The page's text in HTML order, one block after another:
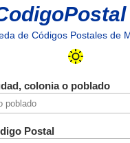
de Códigos Postales de
colonia o poblado
Postal